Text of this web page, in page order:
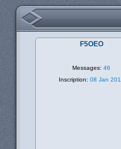
F5OEO
Messages: 46
Inscription: 08 Jan